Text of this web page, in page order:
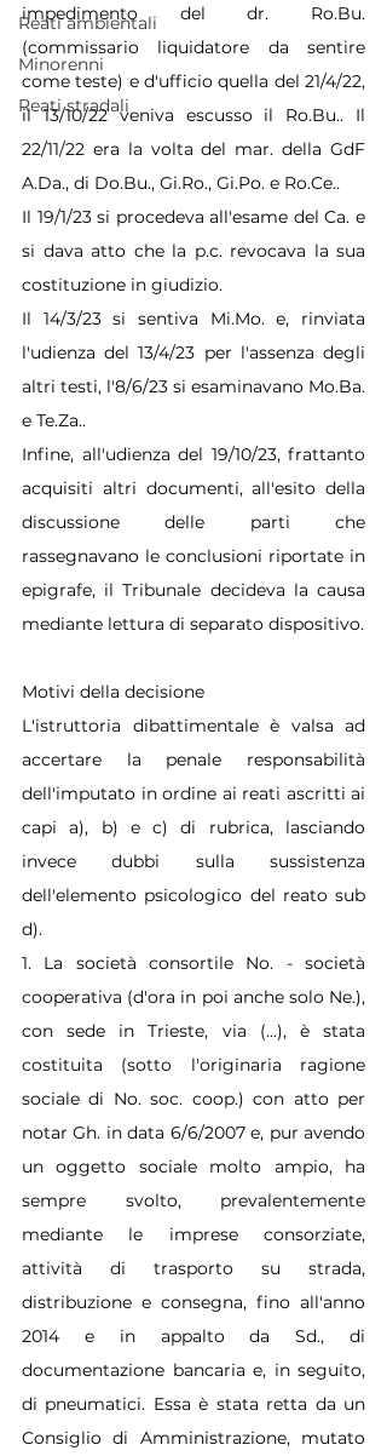
Reati ambientali
Minorenni
Reati stradali
impedimento del dr. Ro.Bu.
(commissario liquidatore da sentire
come teste) e d'ufficio quella del 21/4/22,
il 13/10/22 veniva escusso il Ro.Bu.. Il
22/11/22 era la volta del mar. della GdF
A.Da., di Do.Bu., Gi.Ro., Gi.Po. e Ro.Ce..
Il 19/1/23 si procedeva all'esame del Ca. e
si dava atto che la p.c. revocava la sua
costituzione in giudizio.
Il 14/3/23 si sentiva Mi.Mo. e, rinviata
l'udienza del 13/4/23 per l'assenza degli
altri testi, l'8/6/23 si esaminavano Mo.Ba.
e Te.Za..
Infine, all'udienza del 19/10/23, frattanto
acquisiti altri documenti, all'esito della
discussione delle parti che
rassegnavano le conclusioni riportate in
epigrafe, il Tribunale decideva la causa
mediante lettura di separato dispositivo.
Motivi della decisione
L'istruttoria dibattimentale è valsa ad
accertare la penale responsabilità
dell'imputato in ordine ai reati ascritti ai
capi a), b) e c) di rubrica, lasciando
invece dubbi sulla sussistenza
dell'elemento psicologico del reato sub
d).
1. La società consortile No. - società
cooperativa (d'ora in poi anche solo Ne.),
con sede in Trieste, via (...), è stata
costituita (sotto l'originaria ragione
sociale di No. soc. coop.) con atto per
notar Gh. in data 6/6/2007 e, pur avendo
un oggetto sociale molto ampio, ha
sempre svolto, prevalentemente
mediante le imprese consorziate,
attività di trasporto su strada,
distribuzione e consegna, fino all'anno
2014 e in appalto da Sd., di
documentazione bancaria e, in seguito,
di pneumatici. Essa è stata retta da un
Consiglio di Amministrazione, mutato